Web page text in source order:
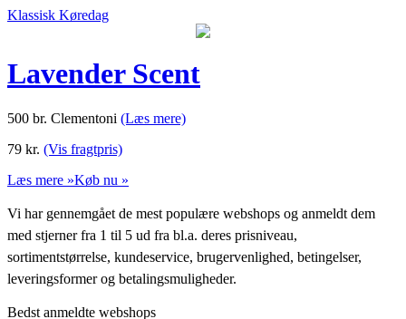
Klassisk Køredag
Lavender Scent
500 br. Clementoni (Læs mere)
79 kr. (Vis fragtpris)
Læs mere »Køb nu »
Vi har gennemgået de mest populære webshops og anmeldt dem
med stjerner fra 1 til 5 ud fra bl.a. deres prisniveau,
sortimentstørrelse, kundeservice, brugervenlighed, betingelser,
leveringsformer og betalingsmuligheder.
Bedst anmeldte webshops